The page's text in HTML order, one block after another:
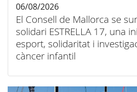
El Consell de Mallorca se
solidari ESTRELLA 17, una
esport, solidaritat i
càncer infantil
06/08/2026